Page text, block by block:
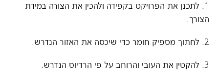
1. לתכנן את הפרויקט בקפידה ולהכין את הצורה במידת
הצורך.
2. לחתוך מספיק חומר כדי שיכסה את האזור הנדרש.
3. להקטין את העובי והרוחב על פי הרדיוס הנדרש.